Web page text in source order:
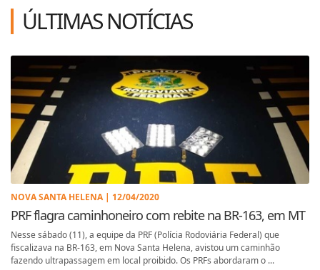
ÚLTIMAS NOTÍCIAS
NOVA SANTA HELENA | 12/04/2020
PRF flagra caminhoneiro com rebite na BR-163, em MT
Nesse sábado (11), a equipe da PRF (Polícia Rodoviária Federal) que
fiscalizava na BR-163, em Nova Santa Helena, avistou um caminhão
fazendo ultrapassagem em local proibido. Os PRFs abordaram o ...